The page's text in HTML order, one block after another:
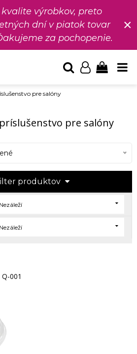
výrobkov, preto
dní v piatok tovar
za pochopenie.
×
pre salóny
pre salóny
produktov
Nezáleží
Nezáleží
Q-Ball Q-001